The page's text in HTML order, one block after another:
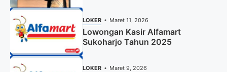
LOKER Maret 11, 2026
Lowongan Kasir Alfamart
Sukoharjo Tahun 2025
LOKER Maret 9, 2026